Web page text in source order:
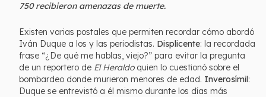
750 recibieron amenazas de muerte.
Existen varias postales que permiten recordar cómo abordó
Iván Duque a los y las periodistas. Displicente: la recordada
frase “¿De qué me hablas, viejo?” para evitar la pregunta
de un reportero de El Heraldoquien lo cuestionó sobre el
bombardeo donde murieron menores de edad. Inverosímil:
Duque se entrevistó a él mismo durante los días más